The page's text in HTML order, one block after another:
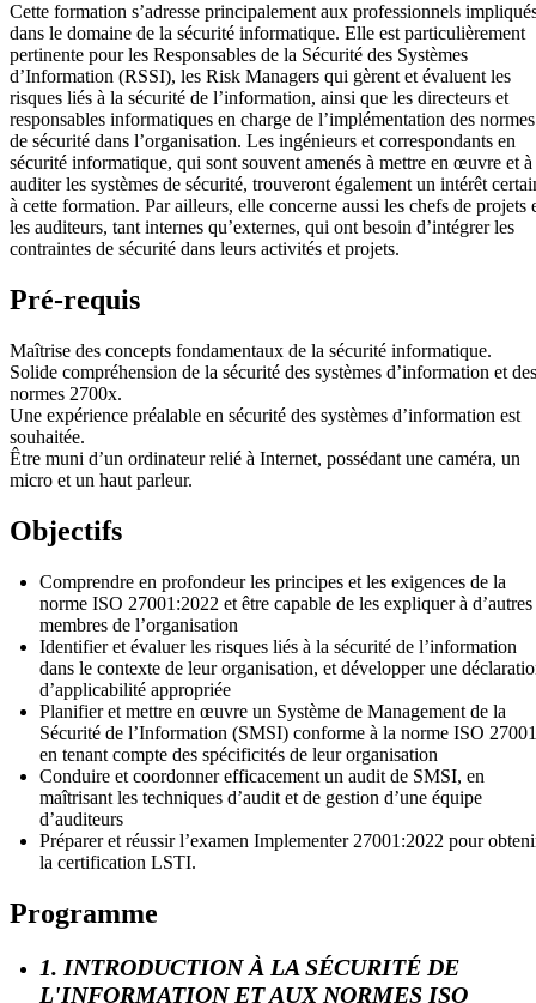
Cette formation s’adresse principalement aux professionnels
dans le domaine de la sécurité informatique. Elle est particulièrement
pertinente pour les Responsables de la Sécurité des Systèmes
d’Information (RSSI), les Risk Managers qui gèrent et évaluent les
risques liés à la sécurité de l’information, ainsi que les directeurs et
responsables informatiques en charge de l’implémentation des normes
de sécurité dans l’organisation. Les ingénieurs et correspondants en
sécurité informatique, qui sont souvent amenés à mettre en œuvre et à
auditer les systèmes de sécurité, trouveront également un intérêt
à cette formation. Par ailleurs, elle concerne aussi les chefs de projets
les auditeurs, tant internes qu’externes, qui ont besoin d’intégrer les
contraintes de sécurité dans leurs activités et projets.
Pré-requis
Maîtrise des concepts fondamentaux de la sécurité informatique.
Solide compréhension de la sécurité des systèmes d’information et des
normes 2700x.
Une expérience préalable en sécurité des systèmes d’information est
souhaitée.
Être muni d’un ordinateur relié à Internet, possédant une caméra, un
micro et un haut parleur.
Objectifs
Comprendre en profondeur les principes et les exigences de la
norme ISO 27001:2022 et être capable de les expliquer à d’autres
membres de l’organisation
Identifier et évaluer les risques liés à la sécurité de l’information
dans le contexte de leur organisation, et développer une
d’applicabilité appropriée
Planifier et mettre en œuvre un Système de Management de la
Sécurité de l’Information (SMSI) conforme à la norme ISO
en tenant compte des spécificités de leur organisation
Conduire et coordonner efficacement un audit de SMSI, en
maîtrisant les techniques d’audit et de gestion d’une équipe
d’auditeurs
Préparer et réussir l’examen Implementer 27001:2022 pour
la certification LSTI.
Programme
1. INTRODUCTION À LA SÉCURITÉ DE
L'INFORMATION ET AUX NORMES ISO